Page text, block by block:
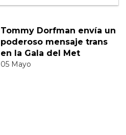
Tommy Dorfman envía un
poderoso mensaje trans
en la Gala del Met
05 Mayo